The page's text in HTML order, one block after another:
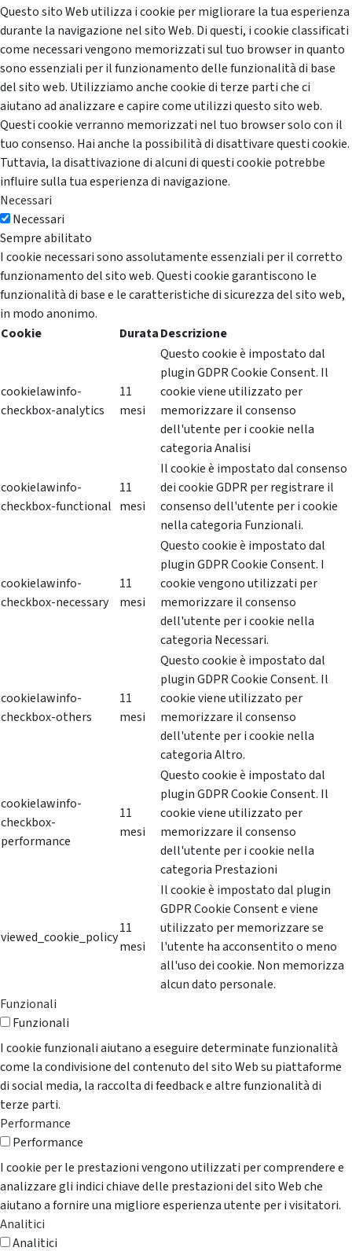
Questo sito Web utilizza i cookie per migliorare la tua esperienza
durante la navigazione nel sito Web. Di questi, i cookie classificati
come necessari vengono memorizzati sul tuo browser in quanto
sono essenziali per il funzionamento delle funzionalità di base
del sito web. Utilizziamo anche cookie di terze parti che ci
aiutano ad analizzare e capire come utilizzi questo sito web.
Questi cookie verranno memorizzati nel tuo browser solo con il
tuo consenso. Hai anche la possibilità di disattivare questi cookie.
Tuttavia, la disattivazione di alcuni di questi cookie potrebbe
influire sulla tua esperienza di navigazione.
Necessari
Necessari
Sempre abilitato
I cookie necessari sono assolutamente essenziali per il corretto
funzionamento del sito web. Questi cookie garantiscono le
funzionalità di base e le caratteristiche di sicurezza del sito web,
in modo anonimo.
Cookie
DurataDescrizione
cookielawinfo-
checkbox-analytics
11
mesi
Questo cookie è impostato dal
plugin GDPR Cookie Consent. Il
cookie viene utilizzato per
memorizzare il consenso
dell'utente per i cookie nella
categoria Analisi
cookielawinfo-
checkbox-functional
11
mesi
Il cookie è impostato dal consenso
dei cookie GDPR per registrare il
consenso dell'utente per i cookie
nella categoria Funzionali.
cookielawinfo-
checkbox-necessary
11
mesi
Questo cookie è impostato dal
plugin GDPR Cookie Consent. I
cookie vengono utilizzati per
memorizzare il consenso
dell'utente per i cookie nella
categoria Necessari.
cookielawinfo-
checkbox-others
11
mesi
Questo cookie è impostato dal
plugin GDPR Cookie Consent. Il
cookie viene utilizzato per
memorizzare il consenso
dell'utente per i cookie nella
categoria Altro.
cookielawinfo-
checkbox-
performance
11
mesi
Questo cookie è impostato dal
plugin GDPR Cookie Consent. Il
cookie viene utilizzato per
memorizzare il consenso
dell'utente per i cookie nella
categoria Prestazioni
viewed_cookie_policy
11
mesi
Il cookie è impostato dal plugin
GDPR Cookie Consent e viene
utilizzato per memorizzare se
l'utente ha acconsentito o meno
all'uso dei cookie. Non memorizza
alcun dato personale.
Funzionali
Funzionali
I cookie funzionali aiutano a eseguire determinate funzionalità
come la condivisione del contenuto del sito Web su piattaforme
di social media, la raccolta di feedback e altre funzionalità di
terze parti.
Performance
Performance
I cookie per le prestazioni vengono utilizzati per comprendere e
analizzare gli indici chiave delle prestazioni del sito Web che
aiutano a fornire una migliore esperienza utente per i visitatori.
Analitici
Analitici